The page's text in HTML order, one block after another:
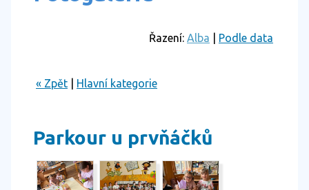
Řazení: Alba Podle data
« Zpět Hlavní kategorie
Parkour u prvňáčků